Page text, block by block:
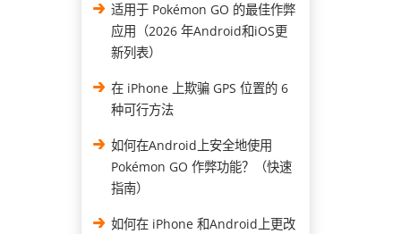
适用于 Pokémon GO 的最佳作弊
应用（2026 年Android和iOS更
新列表）
在 iPhone 上欺骗 GPS 位置的 6
种可行方法
如何在Android上安全地使用
Pokémon GO 作弊功能？（快速
指南）
如何在 iPhone 和Android上更改